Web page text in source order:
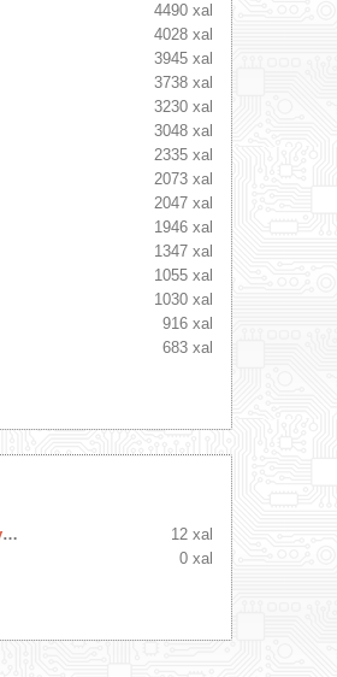
4490 xal
4028 xal
3945 xal
3738 xal
3230 xal
3048 xal
2335 xal
2073 xal
2047 xal
1946 xal
1347 xal
1055 xal
1030 xal
916 xal
683 xal
ASAN xidmet Innovasiya Mərkəzi
12 xal
0 xal